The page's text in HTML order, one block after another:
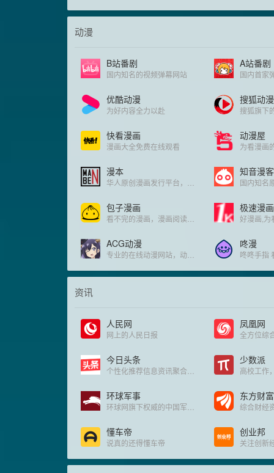
动漫
B站番剧
国内知名的视频弹幕网站
A站番剧
国内首家
优酷动漫
为好内容全力以赴
搜狐动漫
搜狐旗下
快看漫画
漫画大全免费在线观看
动漫屋
为看漫画
漫本 知音漫客
国内知名
包子漫画 极速漫画
好漫画,为
ACG动漫 咚漫
咚咚手指
资讯
人民网
网上的人民日报
凤凰网
今日头条 少数派
高校工作
环球军事 东方财富
懂车帝
说真的还得懂车帝
创业邦
关注创新